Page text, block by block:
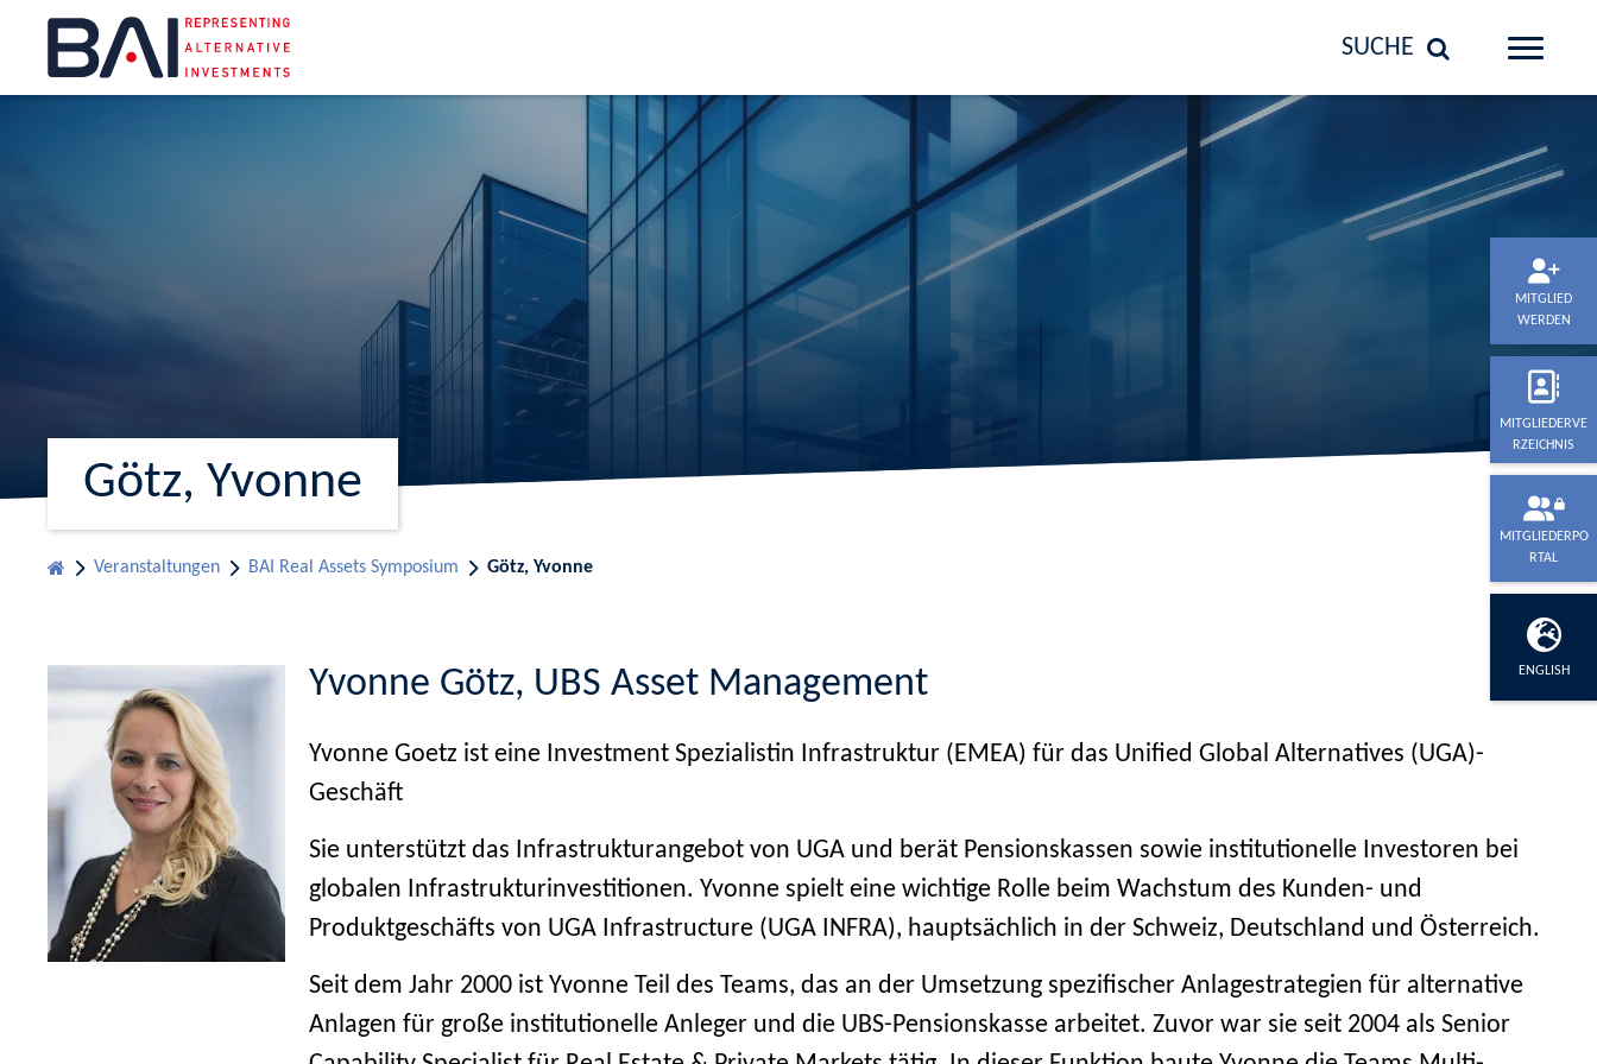
SUCHE
Götz, Yvonne
Veranstaltungen BAI Real Assets Symposium Götz, Yvonne
Yvonne Götz, UBS Asset Management
Yvonne Goetz ist eine Investment Spezialistin Infrastruktur (EMEA) für das Unified Global Alternatives (UGA)-
Geschäft
Sie unterstützt das Infrastrukturangebot von UGA und berät Pensionskassen sowie institutionelle Investoren bei
globalen Infrastrukturinvestitionen. Yvonne spielt eine wichtige Rolle beim Wachstum des Kunden- und
Produktgeschäfts von UGA Infrastructure (UGA INFRA), hauptsächlich in der Schweiz, Deutschland und Österreich.
Seit dem Jahr 2000 ist Yvonne Teil des Teams, das an der Umsetzung spezifischer Anlagestrategien für alternative
Anlagen für große institutionelle Anleger und die UBS-Pensionskasse arbeitet. Zuvor war sie seit 2004 als Senior
MITGLIED
WERDEN
MITGLIEDERVE
RZEICHNIS
MITGLIEDERPO
RTAL
ENGLISH